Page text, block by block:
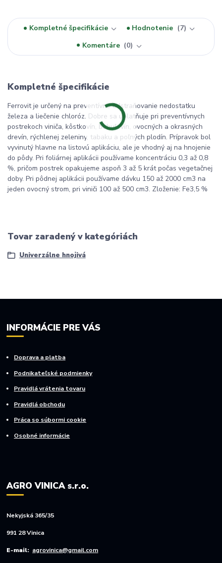
Kompletné špecifikácie Hodnotenie
7
Komentáre
0
Kompletné špecifikácie
Ferrovit je určený na preventívne odstraňovanie nedostatku
železa a liečenie chloróz. Dobre sa uplatňuje pri preventívnych
postrekoch viniča, kôstkovín, bobuľovín, ovocných a okrasných
drevín, rýchlenej zeleniny, tabaku a poľných plodín. Prípravok bol
vyvinutý hlavne na listovú aplikáciu, ale je vhodný aj na hnojenie
do pôdy. Pri foliárnej aplikácii používame koncentráciu 0,3 až 0,8
%, pričom postrek opakujeme aspoň 3 až 5 krát počas vegetačnej
doby. Pri pôdnej aplikácii používame dávku 150 až 2000 cm3 na
jeden ovocný strom, pri viniči 100 až 500 cm3. Zloženie: Fe3,5 %
Tovar zaradený v kategóriách
Univerzálne hnojivá
INFORMÁCIE PRE VÁS
Doprava a platba
Podnikateľské podmienky
Pravidlá vrátenia tovaru
Pravidlá obchodu
Práca so súbormi cookie
Osobné informácie
AGRO VINICA s.r.o.
Nekyjská 365/35
991 28 Vinica
E-mail: agrovinica@gmail.com